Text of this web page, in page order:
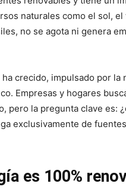
ambiente
y
naturales como el sol, el
no se agota ni genera
crecido, impulsado por la
Empresas y hogares
pero la pregunta clave es:
exclusivamente de fuentes
es 100%